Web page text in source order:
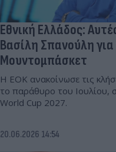
Εθνική Ελλάδος:
Βασίλη Σπανούλη
Μουντομπάσκετ
Η ΕΟΚ ανακοίνωσε τις
το παράθυρο του Ιουλίου,
World Cup 2027.
20.06.2026 14:54